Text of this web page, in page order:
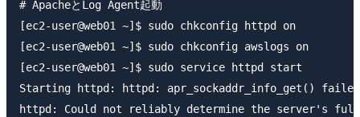
# ApacheとLog Agent起動
[ec2-user@web01 ~]$ sudo chkconfig httpd on
[ec2-user@web01 ~]$ sudo chkconfig awslogs on
[ec2-user@web01 ~]$ sudo service httpd start
Starting httpd: httpd: apr_sockaddr_info_get() failed
httpd: Could not reliably determine the server's